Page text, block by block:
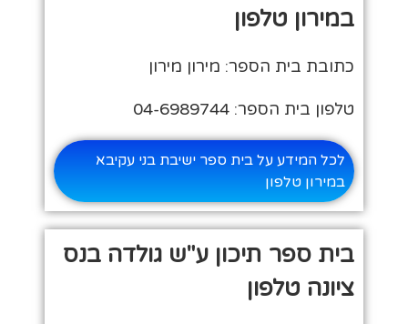
במירון טלפון
כתובת בית הספר: מירון מירון
טלפון בית הספר: 04-6989744
לכל המידע על בית ספר ישיבת בני עקיבא
במירון טלפון
בית ספר תיכון ע"ש גולדה בנס
ציונה טלפון